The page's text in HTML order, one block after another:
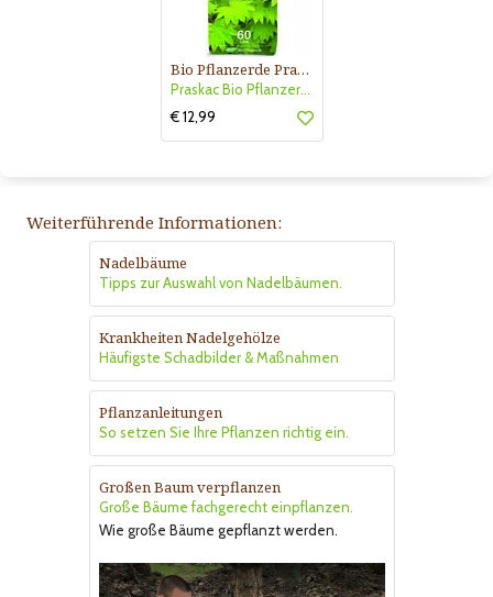
Bio Pflanzerde Praskac
Praskac Bio Pflanzerde
€ 12,99
Weiterführende Informationen:
Nadelbäume
Tipps zur Auswahl von Nadelbäumen.
Krankheiten Nadelgehölze
Häufigste Schadbilder & Maßnahmen
Pflanzanleitungen
So setzen Sie Ihre Pflanzen richtig ein.
Großen Baum verpflanzen
Große Bäume fachgerecht einpflanzen.
Wie große Bäume gepflanzt werden.